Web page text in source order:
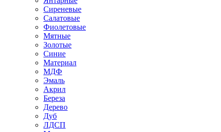
Сиреневые
Салатовые
Фиолетовые
Мятные
Золотые
Синие
Материал
МДФ
Эмаль
Акрил
Береза
Дерево
Дуб
ЛДСП